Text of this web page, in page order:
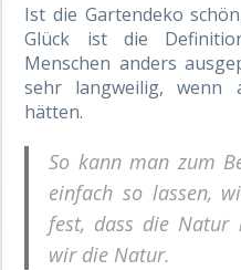
Ist die Gartendeko
Glück ist die
Menschen anders
sehr langweilig, wenn
hätten.
So kann man zum
einfach so lassen,
fest, dass die Natur
wir die Natur.